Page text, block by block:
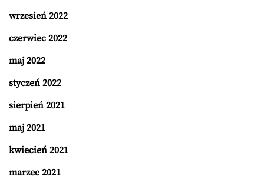
wrzesień 2022
czerwiec 2022
maj 2022
styczeń 2022
sierpień 2021
maj 2021
kwiecień 2021
marzec 2021